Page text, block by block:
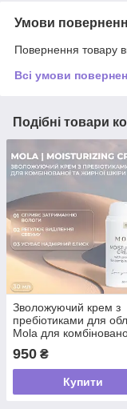
Умови
Повернення товару
Всі умови
Подібні товари
Зволожуючий крем з
пребіотиками для
Mola для
950 ₴
Купити